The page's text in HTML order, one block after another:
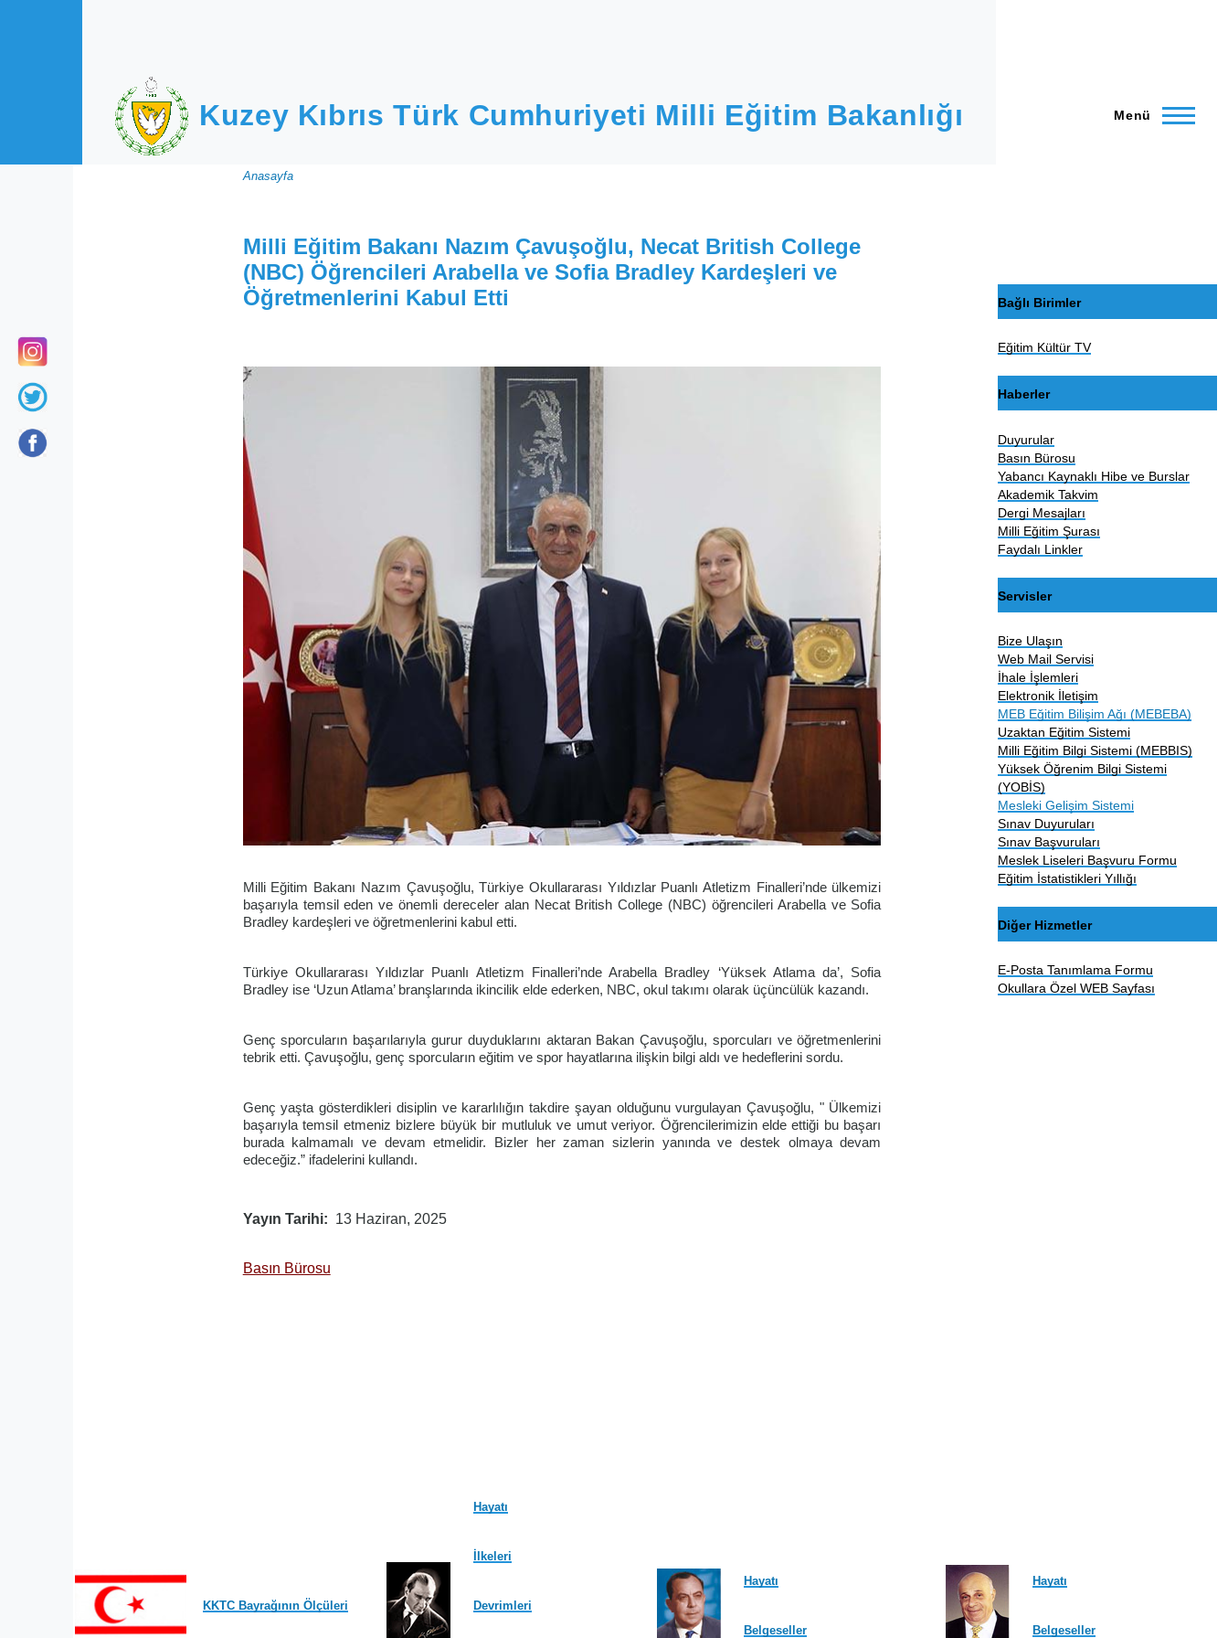
Kuzey Kıbrıs Türk Cumhuriyeti Milli Eğitim Bakanlığı Menü
Sayfa
yolu
Anasayfa
Milli Eğitim Bakanı Nazım Çavuşoğlu, Necat British College
(NBC) Öğrencileri Arabella ve Sofia Bradley Kardeşleri ve
Öğretmenlerini Kabul Etti
Milli Eğitim Bakanı Nazım Çavuşoğlu, Türkiye Okullararası Yıldızlar Puanlı Atletizm Finalleri’nde ülkemizi
başarıyla temsil eden ve önemli dereceler alan Necat British College (NBC) öğrencileri Arabella ve Sofia
Bradley kardeşleri ve öğretmenlerini kabul etti.
Türkiye Okullararası Yıldızlar Puanlı Atletizm Finalleri’nde Arabella Bradley ‘Yüksek Atlama da’, Sofia
Bradley ise ‘Uzun Atlama’ branşlarında ikincilik elde ederken, NBC, okul takımı olarak üçüncülük kazandı.
Genç sporcuların başarılarıyla gurur duyduklarını aktaran Bakan Çavuşoğlu, sporcuları ve öğretmenlerini
tebrik etti. Çavuşoğlu, genç sporcuların eğitim ve spor hayatlarına ilişkin bilgi aldı ve hedeflerini sordu.
Genç yaşta gösterdikleri disiplin ve kararlılığın takdire şayan olduğunu vurgulayan Çavuşoğlu, " Ülkemizi
başarıyla temsil etmeniz bizlere büyük bir mutluluk ve umut veriyor. Öğrencilerimizin elde ettiği bu başarı
burada kalmamalı ve devam etmelidir. Bizler her zaman sizlerin yanında ve destek olmaya devam
edeceğiz.” ifadelerini kullandı.
Yayın Tarihi 13 Haziran, 2025
Basın Bürosu
Bağlı Birimler
Eğitim Kültür TV
Haberler
Duyurular
Basın Bürosu
Yabancı Kaynaklı Hibe ve Burslar
Akademik Takvim
Dergi Mesajları
Milli Eğitim Şurası
Faydalı Linkler
Servisler
Bize Ulaşın
Web Mail Servisi
İhale İşlemleri
Elektronik İletişim
MEB Eğitim Bilişim Ağı (MEBEBA)
Uzaktan Eğitim Sistemi
Milli Eğitim Bilgi Sistemi (MEBBIS)
Yüksek Öğrenim Bilgi Sistemi
(YOBİS)
Mesleki Gelişim Sistemi
Sınav Duyuruları
Sınav Başvuruları
Meslek Liseleri Başvuru Formu
Eğitim İstatistikleri Yıllığı
Diğer Hizmetler
E-Posta Tanımlama Formu
Okullara Özel WEB Sayfası
KKTC Bayrağının Ölçüleri
Hayatı
İlkeleri
Devrimleri
Hayatı
Belgeseller
Hayatı
Belgeseller